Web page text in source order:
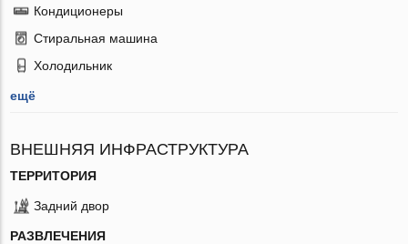
Кондиционеры
Стиральная машина
Холодильник
ещё
ВНЕШНЯЯ ИНФРАСТРУКТУРА
ТЕРРИТОРИЯ
Задний двор
РАЗВЛЕЧЕНИЯ